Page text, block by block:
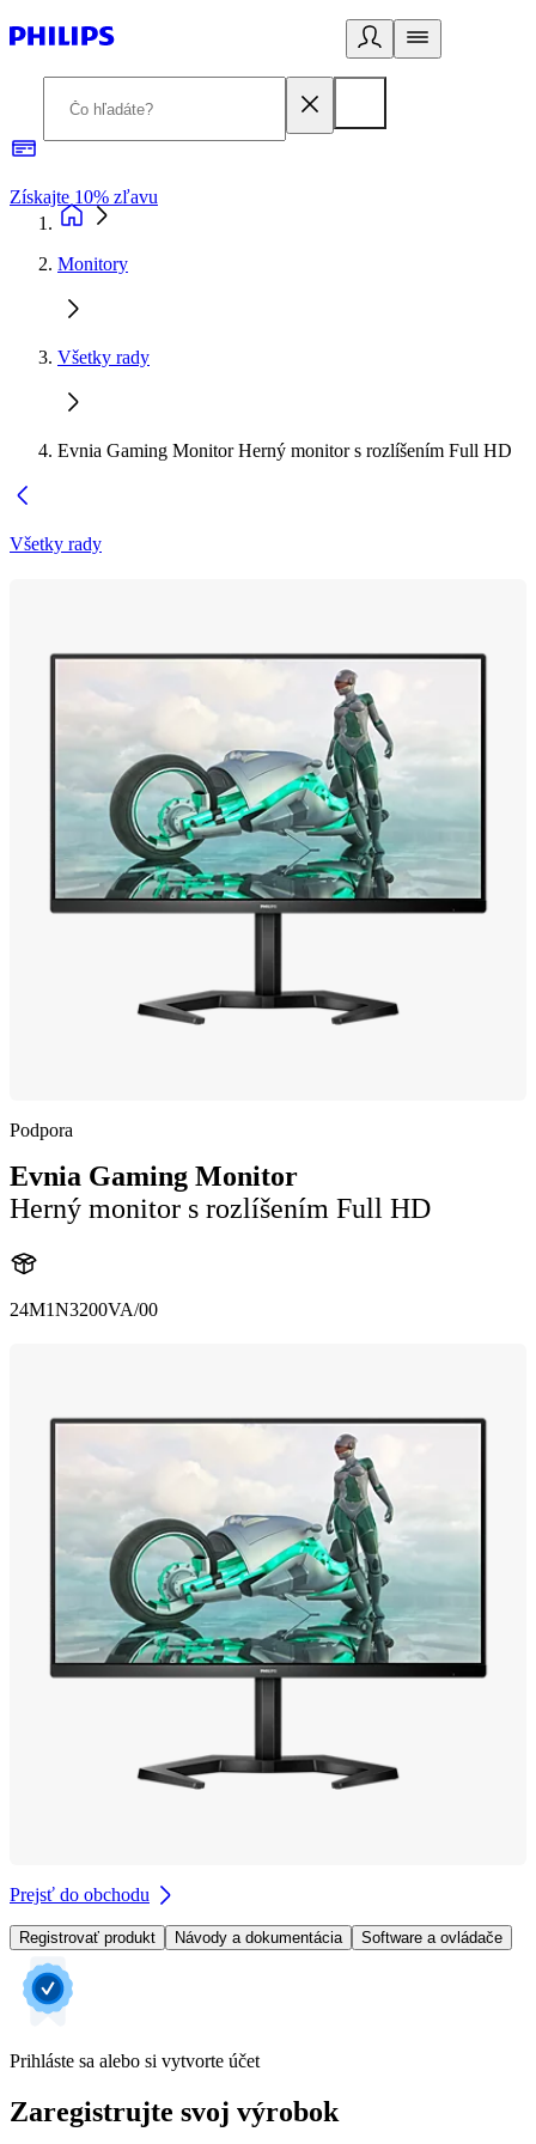
Získajte 10% zľavu
Monitory
Všetky rady
Evnia Gaming Monitor Herný monitor s rozlíšením Full HD
Všetky rady
Podpora
Evnia Gaming Monitor
Herný monitor s rozlíšením Full HD
24M1N3200VA/00
Prejsť do obchodu
Registrovať produkt Návody a dokumentácia Software a ovládače
Prihláste sa alebo si vytvorte účet
Zaregistrujte svoj výrobok